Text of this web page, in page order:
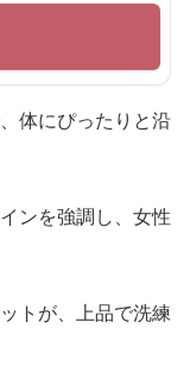
体にぴったりと沿
ンを強調し、女性
トが、上品で洗練